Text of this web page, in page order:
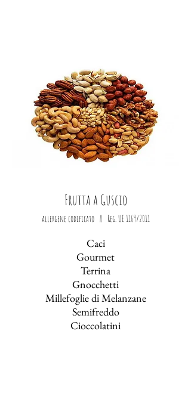
Frutta a Guscio
allergene codificato || Reg. UE 1169/2011
Caci
Gourmet
Terrina
Gnocchetti
Millefoglie di Melanzane
Semifreddo
Cioccolatini